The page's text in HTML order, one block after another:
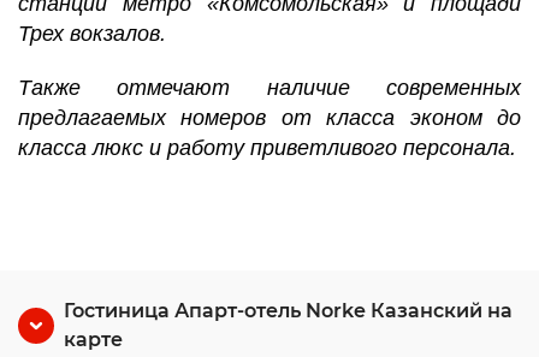
Трех вокзалов.
Также отмечают наличие современных
предлагаемых номеров от класса эконом до
класса люкс и работу приветливого персонала.
Гостиница Апарт-отель Norke Казанский на
карте